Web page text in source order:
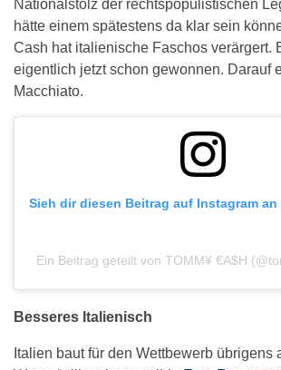
Nationalstolz der rechtspopulistischen
hätte einem spätestens da klar sein
Cash hat italienische Faschos verärgert.
eigentlich jetzt schon gewonnen. Darauf
Macchiato.
Sieh dir diesen Beitrag auf Instagram an
Ein Beitrag geteilt von TOMM¥ €A$H
Besseres Italienisch
Italien baut für den Wettbewerb übrigens